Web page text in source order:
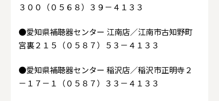
３００（０５６８）３９－４１３３
●愛知県補聴器センター 江南店／江南市古知野町
宮裏２１５（０５８７）５３－４１３３
●愛知県補聴器センター 稲沢店／稲沢市正明寺２
－１７－１（０５８７）３３－４１３３